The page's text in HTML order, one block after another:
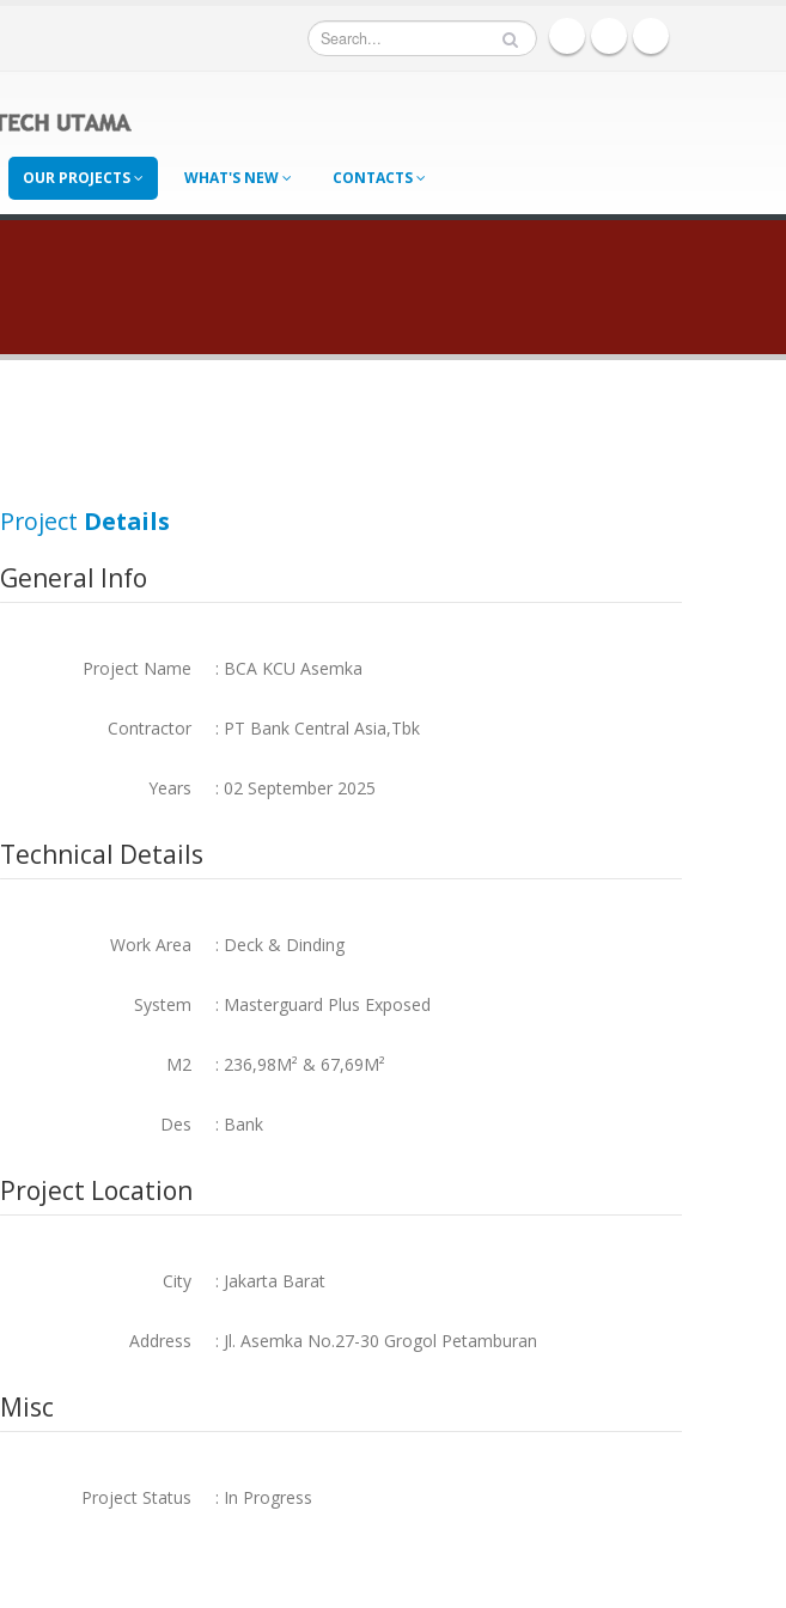
OUR PROJECTS WHAT'S NEW CONTACTS
Project Details
General Info
Project Name : BCA KCU Asemka
Contractor : PT Bank Central Asia,Tbk
Years : 02 September 2025
Technical Details
Work Area : Deck & Dinding
System : Masterguard Plus Exposed
M2 : 236,98M² & 67,69M²
Des : Bank
Project Location
City : Jakarta Barat
Address : Jl. Asemka No.27-30 Grogol Petamburan
Misc
Project Status : In Progress